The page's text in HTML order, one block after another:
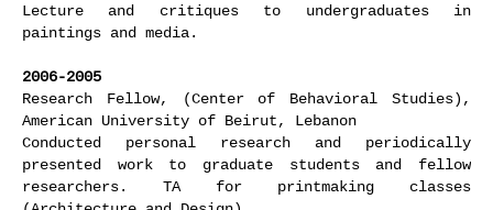
Lecture and critiques to undergraduates in
paintings and media.
2006-2005
Research Fellow, (Center of Behavioral Studies),
American University of Beirut, Lebanon
Conducted personal research and periodically
presented work to graduate students and fellow
researchers. TA for printmaking classes